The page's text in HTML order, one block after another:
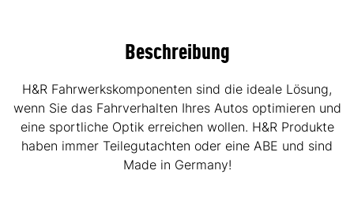
Beschreibung
H&R Fahrwerkskomponenten sind die ideale Lösung,
wenn Sie das Fahrverhalten Ihres Autos optimieren und
eine sportliche Optik erreichen wollen. H&R Produkte
haben immer Teilegutachten oder eine ABE und sind
Made in Germany!